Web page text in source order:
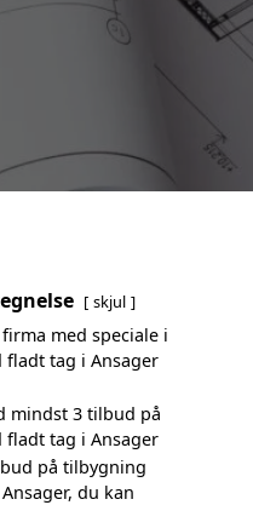
skjul
med speciale i
tag i Ansager
mindst 3 tilbud på
tag i Ansager
på tilbygning
du kan